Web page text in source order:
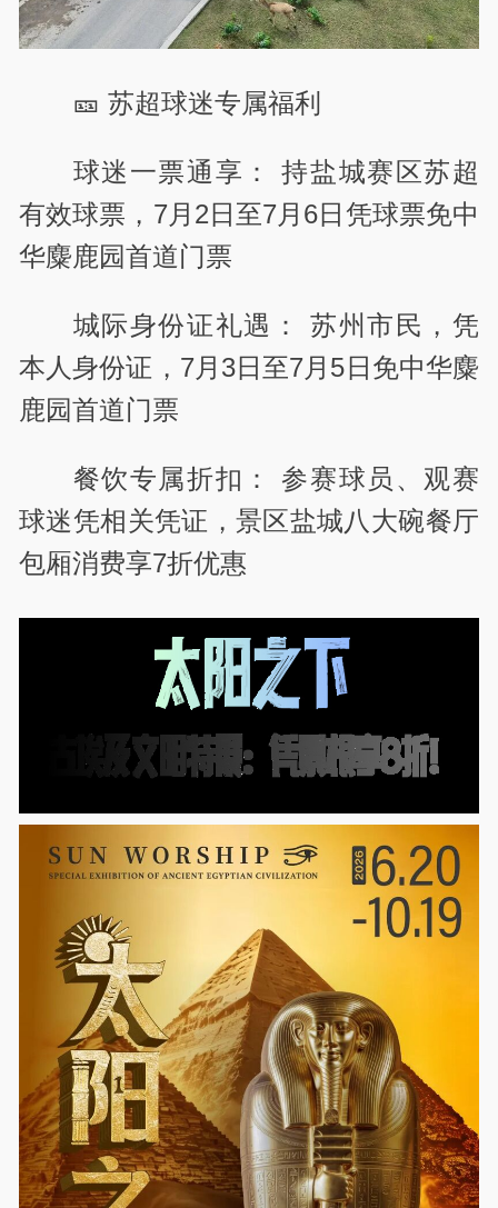
🎫 苏超球迷专属福利
球迷一票通享： 持盐城赛区苏超
有效球票，7月2日至7月6日凭球票免中
华麋鹿园首道门票
城际身份证礼遇： 苏州市民，凭
本人身份证，7月3日至7月5日免中华麋
鹿园首道门票
餐饮专属折扣： 参赛球员、观赛
球迷凭相关凭证，景区盐城八大碗餐厅
包厢消费享7折优惠